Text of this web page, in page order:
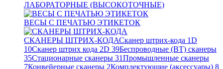
ЛАБОРАТОРНЫЕ (ВЫСОКОТОЧНЫЕ)
ВЕСЫ С ПЕЧАТЬЮ ЭТИКЕТОК
СКАНЕРЫ ШТРИХ-КОДАСканер штрих-кода 1D
10Сканер штрих кода 2D 39Беспроводные (BT) сканеры
35Стационарные сканеры 31Промышленные сканеры
7Конвейерные сканеры 2Комплектующие (аксессуары) 8